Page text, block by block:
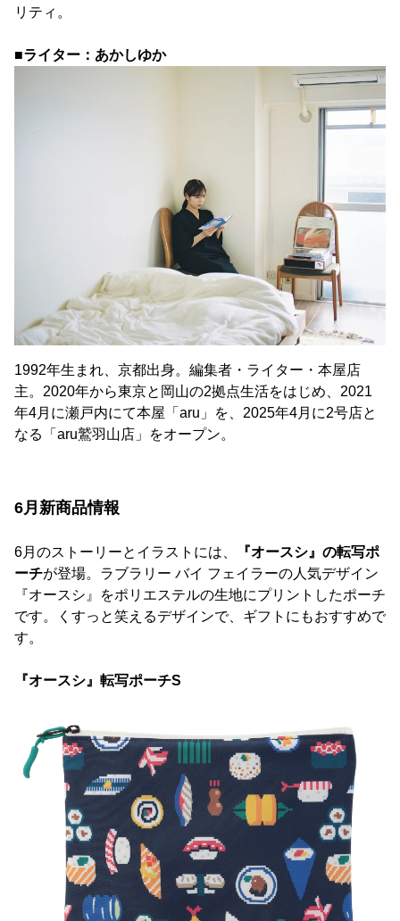
リティ。
■ライター：あかしゆか
1992年生まれ、京都出身。編集者・ライター・本屋店
主。2020年から東京と岡山の2拠点生活をはじめ、2021
年4月に瀬戸内にて本屋「aru」を、2025年4月に2号店と
なる「aru鷲羽山店」をオープン。
6月新商品情報
6月のストーリーとイラストには、
『オースシ』の転写ポ
ーチが登場。ラブラリー バイ フェイラーの人気デザイン
『オースシ』をポリエステルの生地にプリントしたポーチ
です。くすっと笑えるデザインで、ギフトにもおすすめで
す。
『オースシ』転写ポーチS